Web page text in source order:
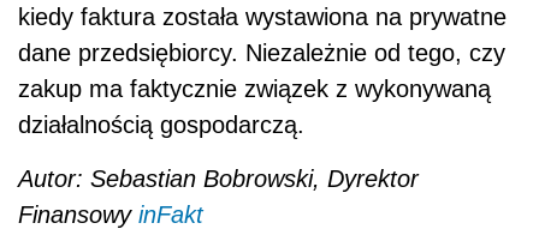
kiedy faktura została wystawiona na prywatne
dane przedsiębiorcy. Niezależnie od tego, czy
zakup ma faktycznie związek z wykonywaną
działalnością gospodarczą.
Autor: Sebastian Bobrowski, Dyrektor
Finansowy inFakt